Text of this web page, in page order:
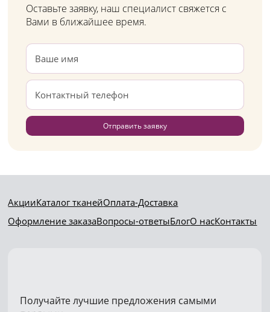
Оставьте заявку, наш специалист свяжется с
Вами в ближайшее время.
Отправить заявку
АкцииКаталог тканейОплата-Доставка
Оформление заказаВопросы-ответыБлогО насКонтакты
Получайте лучшие предложения самыми